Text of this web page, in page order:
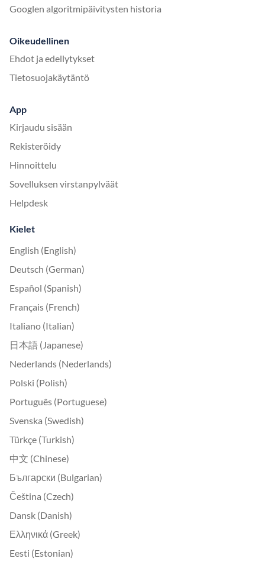
Googlen algoritmipäivitysten historia
Oikeudellinen
Ehdot ja edellytykset
Tietosuojakäytäntö
App
Kirjaudu sisään
Rekisteröidy
Hinnoittelu
Sovelluksen virstanpylväät
Helpdesk
Kielet
English (English)
Deutsch (German)
Español (Spanish)
Français (French)
Italiano (Italian)
日本語 (Japanese)
Nederlands (Nederlands)
Polski (Polish)
Português (Portuguese)
Svenska (Swedish)
Türkçe (Turkish)
中文 (Chinese)
Български (Bulgarian)
Čeština (Czech)
Dansk (Danish)
Ελληνικά (Greek)
Eesti (Estonian)